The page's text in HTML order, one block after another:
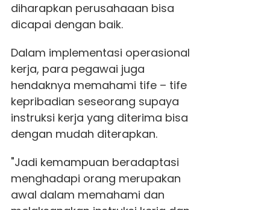
diharapkan perusahaaan bisa
dicapai dengan baik.
Dalam implementasi operasional
kerja, para pegawai juga
hendaknya memahami tife – tife
kepribadian seseorang supaya
instruksi kerja yang diterima bisa
dengan mudah diterapkan.
"Jadi kemampuan beradaptasi
menghadapi orang merupakan
awal dalam memahami dan